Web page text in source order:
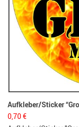
Aufkleber/Sticker
0,70€